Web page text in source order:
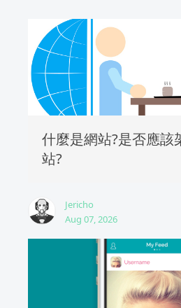
什麼是網站?是否應該
站?
Jericho
Aug 07, 2026